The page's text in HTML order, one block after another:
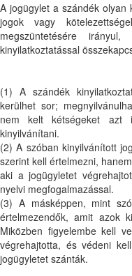
A jogügylet a szándék olyan
jogok vagy
megszüntetésére
kinyilatkoztatással
(1) A szándék
kerülhet sor;
nem kelt kétségeket azt
kinyilvánítani.
(2) A szóban kinyilvánított
szerint kell értelmezni,
aki a jogügyletet
nyelvi megfogalmazással.
(3) A másképpen, mint
értelmezendők, amit azok
Miközben figyelembe kell
végrehajtotta, és védeni
jogügyletet szánták.